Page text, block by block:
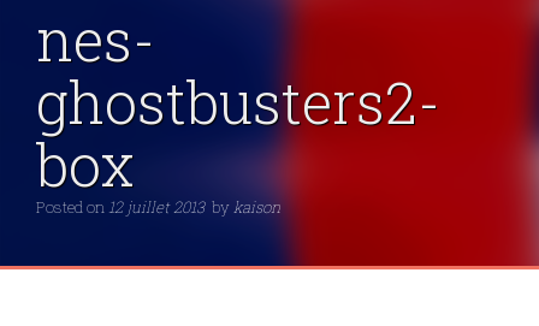
nes-
ghostbusters2-
box
Posted on 12 juillet 2013 bykaison